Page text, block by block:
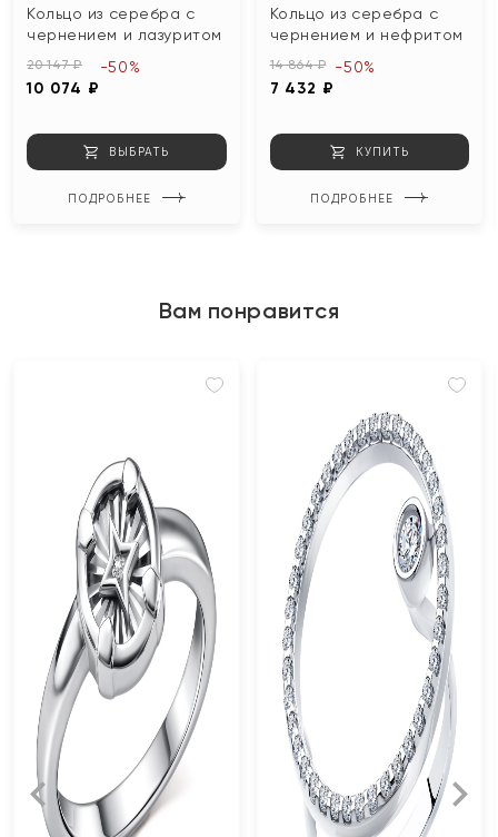
Кольцо из серебра с
чернением и лазуритом
20 147 ₽
10 074 ₽
-50%
ВЫБРАТЬ
ПОДРОБНЕЕ
Кольцо из серебра с
чернением и нефритом
14 864 ₽
7 432 ₽
-50%
КУПИТЬ
ПОДРОБНЕЕ
Вам понравится